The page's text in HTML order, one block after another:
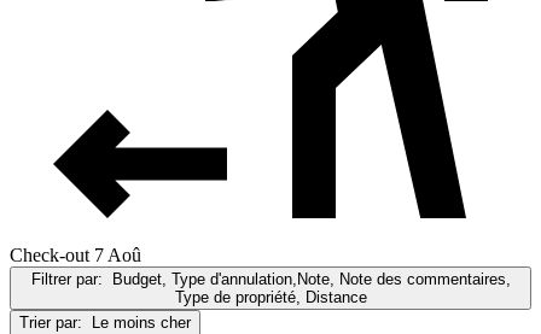
Check-out 7 Aoû
Filtrer par:
Budget, Type d'annulation,Note, Note des commentaires,
Type de propriété, Distance
Trier par:
Le moins cher